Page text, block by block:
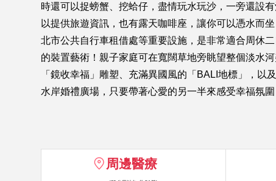
時還可以捉螃蟹、挖蛤仔，盡情玩水玩沙，一旁還設
以提供旅遊資訊，也有露天咖啡座，讓你可以憑水而
北市公共自行車租借處等重要設施，是非常適合周休
的裝置藝術！親子家庭可在寬闊草地旁眺望整個淡水
「鏡收幸福」雕塑、充滿異國風的「BALI地標」，
水岸婚禮廣場，只要帶著心愛的另一半來感受幸福氛
周邊醫療